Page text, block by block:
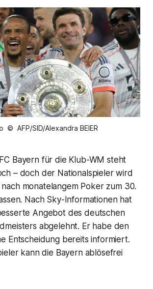
© AFP/SID/Alexandra BEIER
Bayern für die Klub-WM steht
– doch der Nationalspieler wird
monatelangem Poker zum 30.
Nach Sky-Informationen hat
Angebot des deutschen
abgelehnt. Er habe den
Entscheidung bereits informiert.
kann die Bayern ablösefrei